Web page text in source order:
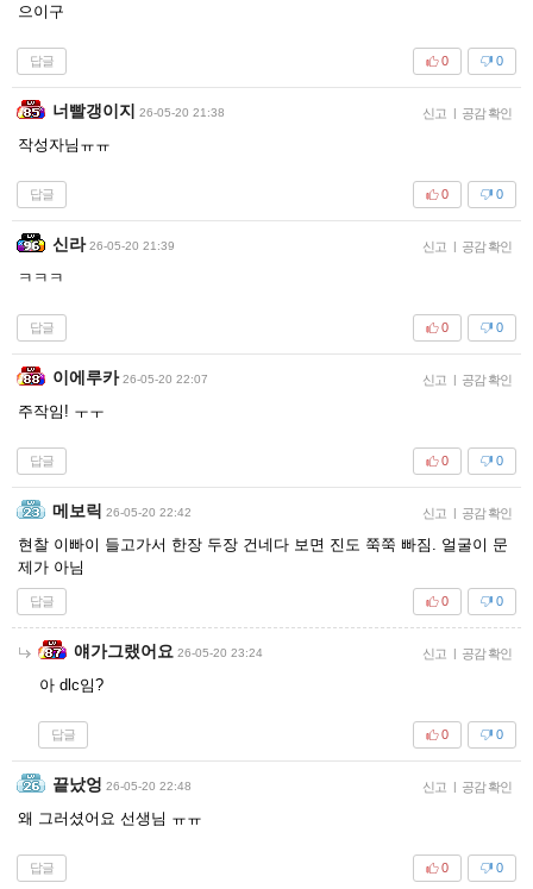
으이구
답글 0
0
너빨갱이지 26-05-20 21:38 신고 | 공감 확인
작성자님ㅠㅠ
답글 0
0
신라 26-05-20 21:39 신고 | 공감 확인
ㅋㅋㅋ
답글 0
0
이에루카 26-05-20 22:07 신고 | 공감 확인
주작임! ㅜㅜ
답글 0
0
메보릭 26-05-20 22:42 신고 | 공감 확인
현찰 이빠이 들고가서 한장 두장 건네다 보면 진도 쭉쭉 빠짐. 얼굴이 문
제가 아님
답글 0
0
얘가그랬어요 26-05-20 23:24 신고 | 공감 확인
아 dlc임?
답글 0
0
끝났엉 26-05-20 22:48 신고 | 공감 확인
왜 그러셨어요 선생님 ㅠㅠ
답글 0
0